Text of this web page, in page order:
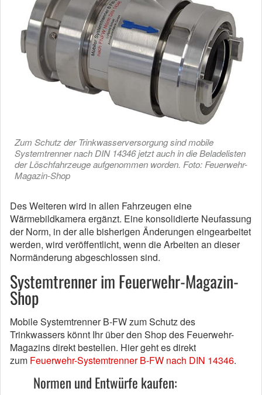
Zum Schutz der Trinkwasserversorgung sind mobile
Systemtrenner nach DIN 14346 jetzt auch in die Beladelisten
der Löschfahrzeuge aufgenommen worden. Foto: Feuerwehr-
Magazin-Shop
Des Weiteren wird in allen Fahrzeugen eine
Wärmebildkamera ergänzt. Eine konsolidierte Neufassung
der Norm, in der alle bisherigen Änderungen eingearbeitet
werden, wird veröffentlicht, wenn die Arbeiten an dieser
Normänderung abgeschlossen sind.
Systemtrenner im Feuerwehr-Magazin-
Shop
Mobile Systemtrenner B-FW zum Schutz des
Trinkwassers könnt Ihr über den Shop des Feuerwehr-
Magazins direkt bestellen. Hier geht es direkt
zum Feuerwehr-Systemtrenner B-FW nach DIN 14346.
Normen und Entwürfe kaufen: